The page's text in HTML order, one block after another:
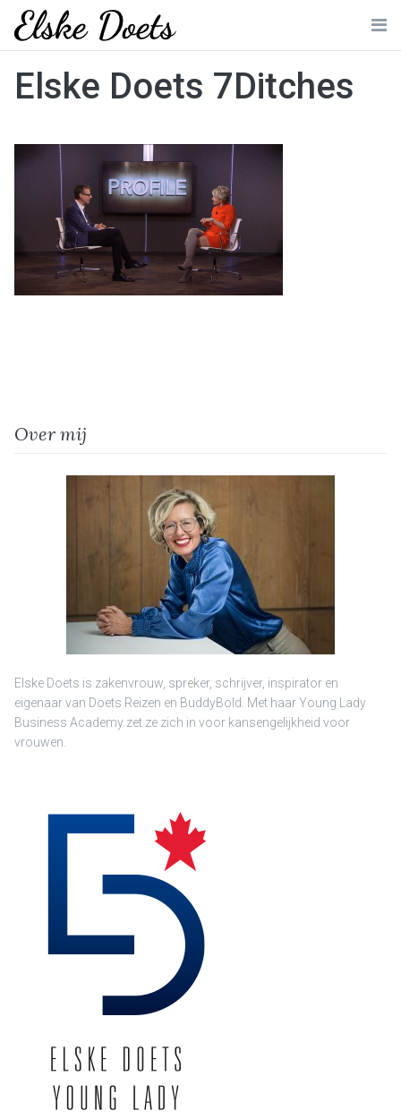
Skip
content
Elske Doets 7Ditches
Over mij
Elske Doets is zakenvrouw, spreker, schrijver, inspirator en
eigenaar van Doets Reizen en BuddyBold. Met haar Young Lady
Business Academy zet ze zich in voor kansengelijkheid voor
vrouwen.